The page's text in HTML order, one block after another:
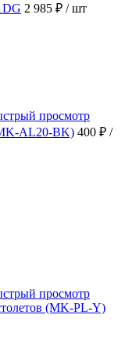
2 985 ₽ / шт
просмотр
AL20-BK) 400 ₽ /
просмотр
(MK-PL-Y)